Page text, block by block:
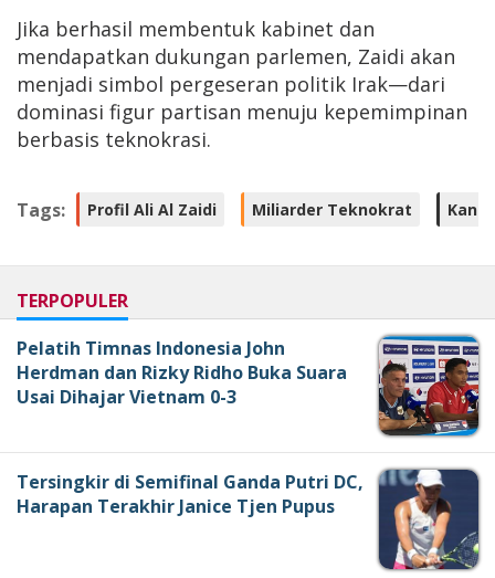
Jika berhasil membentuk kabinet dan
mendapatkan dukungan parlemen, Zaidi akan
menjadi simbol pergeseran politik Irak—dari
dominasi figur partisan menuju kepemimpinan
berbasis teknokrasi.
Tags: Profil Ali Al Zaidi Miliarder Teknokrat
TERPOPULER
Pelatih Timnas Indonesia John
Herdman dan Rizky Ridho Buka Suara
Usai Dihajar Vietnam 0-3
Tersingkir di Semifinal Ganda Putri DC,
Harapan Terakhir Janice Tjen Pupus